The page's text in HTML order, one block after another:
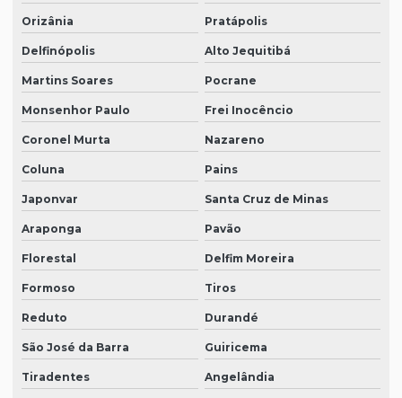
Orizânia Pratápolis
Delfinópolis Alto Jequitibá
Martins Soares Pocrane
Monsenhor Paulo Frei Inocêncio
Coronel Murta Nazareno
Coluna Pains
Japonvar Santa Cruz de Minas
Araponga Pavão
Florestal Delfim Moreira
Formoso Tiros
Reduto Durandé
São José da Barra Guiricema
Tiradentes Angelândia